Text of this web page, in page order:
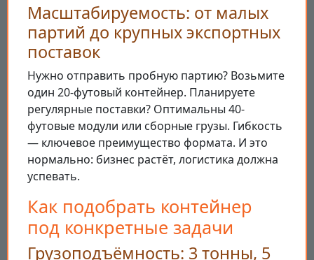
Масштабируемость: от малых
партий до крупных экспортных
поставок
Нужно отправить пробную партию? Возьмите
один 20-футовый контейнер. Планируете
регулярные поставки? Оптимальны 40-
футовые модули или сборные грузы. Гибкость
— ключевое преимущество формата. И это
нормально: бизнес растёт, логистика должна
успевать.
Как подобрать контейнер
под конкретные задачи
Грузоподъёмность: 3 тонны, 5